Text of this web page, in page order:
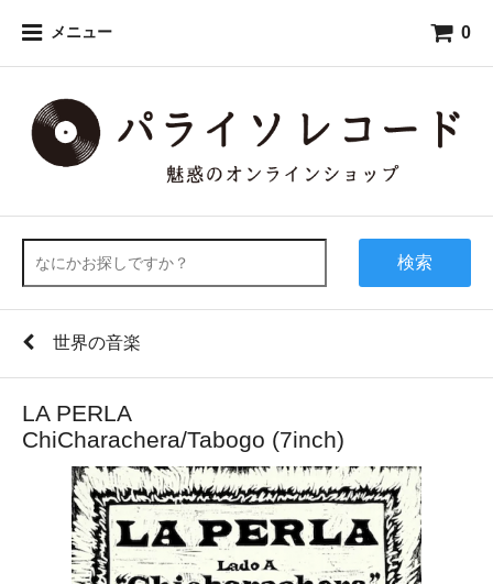
メニュー 0
検索
世界の音楽
LA PERLA
ChiCharachera/Tabogo (7inch)